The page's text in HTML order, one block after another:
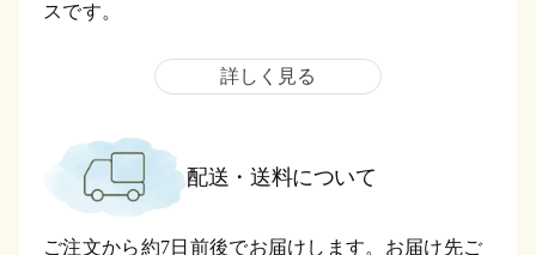
スです。
詳しく見る
配送・送料について
ご注文から約7日前後でお届けします。お届け先ご